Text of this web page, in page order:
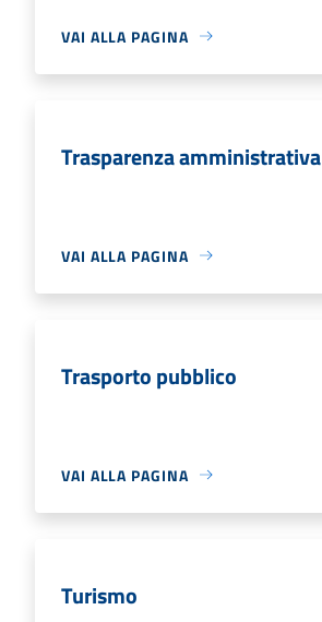
VAI ALLA PAGINA
Trasparenza amministrativa
VAI ALLA PAGINA
Trasporto pubblico
VAI ALLA PAGINA
Turismo